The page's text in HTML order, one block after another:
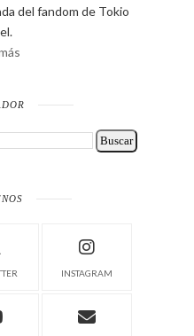
del fandom de Tokio
INSTAGRAM